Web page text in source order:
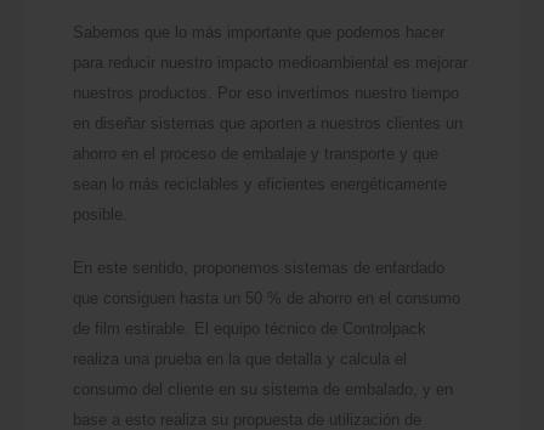
Sabemos que lo más importante que podemos hacer
para reducir nuestro impacto medioambiental es mejorar
nuestros productos. Por eso invertimos nuestro tiempo
en diseñar sistemas que aporten a nuestros clientes un
ahorro en el proceso de embalaje y transporte y que
sean lo más reciclables y eficientes energéticamente
posible.
En este sentido, proponemos sistemas de enfardado
que consiguen hasta un 50 % de ahorro en el consumo
de film estirable. El equipo técnico de Controlpack
realiza una prueba en la que detalla y calcula el
consumo del cliente en su sistema de embalado, y en
base a esto realiza su propuesta de utilización de